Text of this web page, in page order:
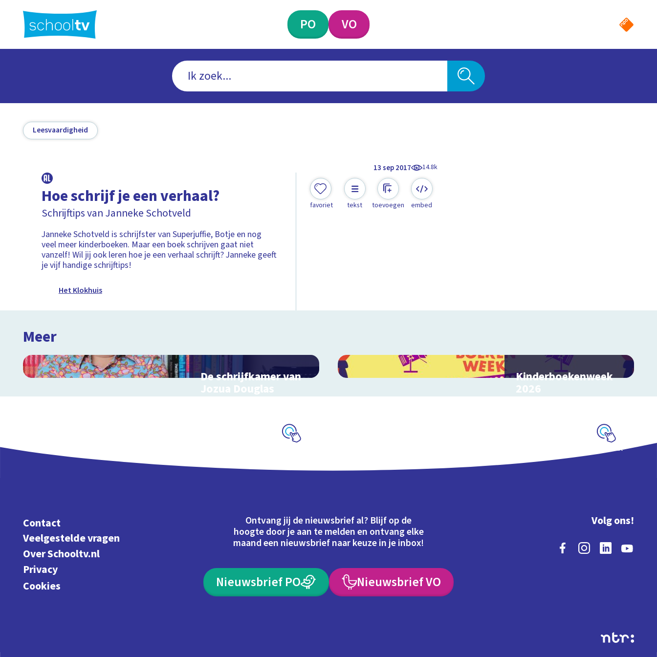
hoofdinhoud
PO VO
Leesvaardigheid
13 sep 2017 14.8k
Hoe schrijf je een verhaal?
Schrijftips van Janneke Schotveld
Janneke Schotveld is schrijfster van Superjuffie, Botje en nog
veel meer kinderboeken. Maar een boek schrijven gaat niet
vanzelf! Wil jij ook leren hoe je een verhaal schrijft? Janneke geeft
je vijf handige schrijftips!
Het Klokhuis
favoriet tekst toevoegen embed
Meer
De schrijfkamer van
Jozua Douglas
Interactieve schoolplaat bij
Kinderboekenweek
2026
Bekijk video's bij de
Schoolplaat
Contact
Veelgestelde vragen
Over Schooltv.nl
Privacy
Cookies
Ontvang jij de nieuwsbrief al? Blijf op de
hoogte door je aan te melden en ontvang elke
maand een nieuwsbrief naar keuze in je inbox!
Nieuwsbrief PO Nieuwsbrief VO
Volg ons!